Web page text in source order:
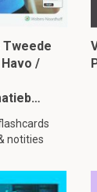
Tweede
/
notities